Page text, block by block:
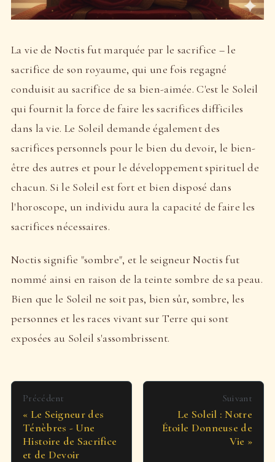
La vie de Noctis fut marquée par le sacrifice – le
sacrifice de son royaume, qui une fois regagné
conduisit au sacrifice de sa bien-aimée. C'est le Soleil
qui fournit la force de faire les sacrifices difficiles
dans la vie. Le Soleil demande également des
sacrifices personnels pour le bien du devoir, le bien-
être des autres et pour le développement spirituel de
chacun. Si le Soleil est fort et bien disposé dans
l'horoscope, un individu aura la capacité de faire les
sacrifices nécessaires.
Noctis signifie "sombre", et le seigneur Noctis fut
nommé ainsi en raison de la teinte sombre de sa peau.
Bien que le Soleil ne soit pas, bien sûr, sombre, les
personnes et les races vivant sur Terre qui sont
exposées au Soleil s'assombrissent.
Précédent
Le Seigneur des
Ténèbres - Une
Histoire de Sacrifice
et de Devoir
Suivant
Le Soleil : Notre
Étoile Donneuse de
Vie